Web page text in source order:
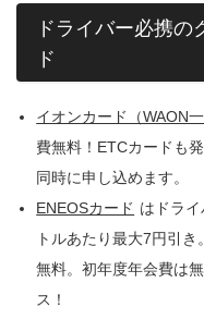
ドライバー必携の
ド
イオンカード（WAON一
費無料！ETCカードも
同時に申し込めます。
ENEOSカード はドラ
トルあたり最大7円引
無料。初年度年会費は
ス！